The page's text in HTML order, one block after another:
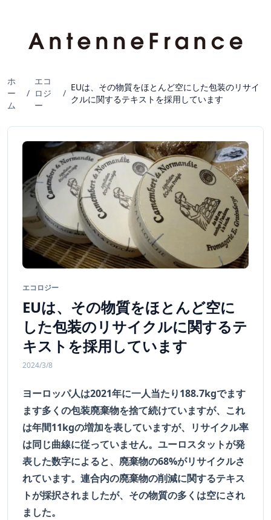
ホ
ー
ム
/
エコ
ロジ
ー
/
EUは、その物質をほとんど空にした包装のリサイ
クルに関するテキストを採用しています
エコロジー
EUは、その物質をほとんど空に
した包装のリサイクルに関するテ
キストを採用しています
2024/3/8
ヨーロッパ人は2021年に一人当たり188.7kgでます
ます多くの包装廃棄物を捨て続けていますが、これ
は年間11kgの増加を表していますが、リサイクル率
は同じ曲線に従っていません。ユーロスタットが発
表した数字によると、廃棄物の68%がリサイクルさ
れています。連合内の廃棄物の削減に関するテキス
トが採択されましたが、その物質の多くは空にされ
ました。